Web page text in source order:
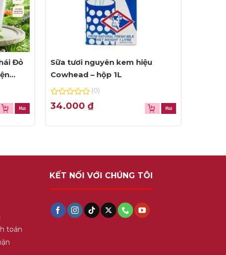
Đỏ
Sữa tươi nguyên kem hiệu
Cowhead – hộp 1L
0
out
5
(0)
34.000 ₫
toán
KẾT NỐI VỚI CHÚNG TÔI